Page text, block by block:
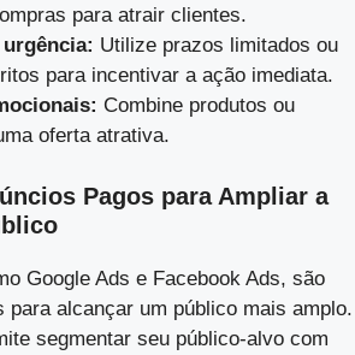
para atrair clientes.
Utilize prazos limitados ou
para incentivar a ação imediata.
Combine produtos ou
oferta atrativa.
Pagos para Ampliar a
Google Ads e Facebook Ads, são
para alcançar um público mais amplo.
segmentar seu público-alvo com